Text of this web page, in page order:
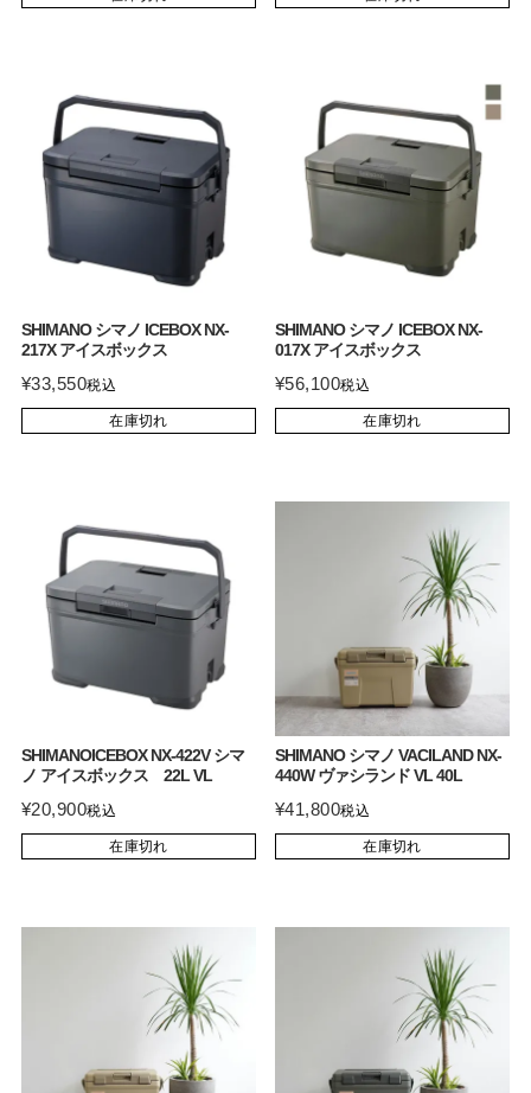
SHIMANO シマノ ICEBOX NX-
217X アイスボックス
¥33,550税込
在庫切れ
SHIMANO シマノ ICEBOX NX-
017X アイスボックス
¥56,100税込
在庫切れ
SHIMANOICEBOX NX-422V シマ
ノ アイスボックス 22L VL
¥20,900税込
在庫切れ
SHIMANO シマノ VACILAND NX-
440W ヴァシランド VL 40L
¥41,800税込
在庫切れ